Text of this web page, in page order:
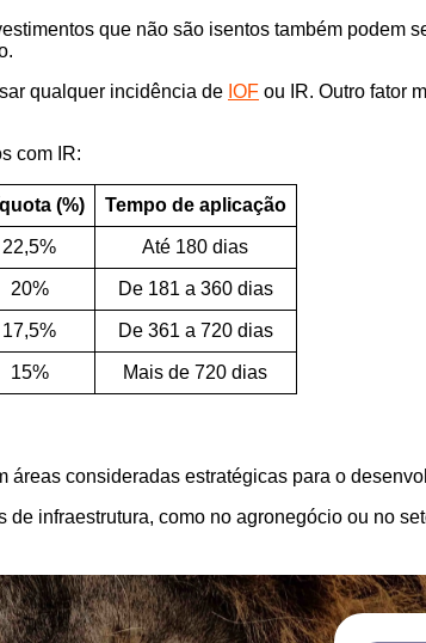
que não são isentos também podem
qualquer incidência de IOF ou IR. Outro fator
com IR:
(%) Tempo de aplicação
22,5% Até 180 dias
20% De 181 a 360 dias
17,5% De 361 a 720 dias
15% Mais de 720 dias
consideradas estratégicas para o
infraestrutura, como no agronegócio ou no